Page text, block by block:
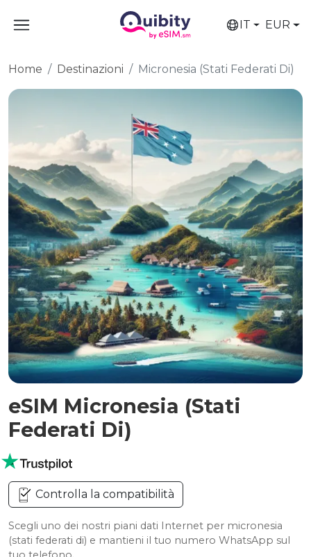
IT EUR
Home Destinazioni Micronesia (Stati Federati Di)
eSIM Micronesia (Stati
Federati Di)
Controlla la compatibilità
Scegli uno dei nostri piani dati Internet per micronesia
(stati federati di) e mantieni il tuo numero WhatsApp sul